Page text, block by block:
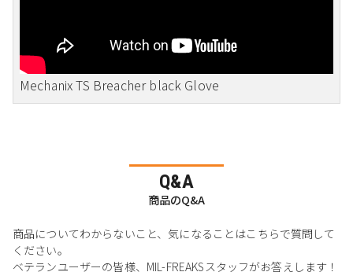
Mechanix TS Breacher black Glove
Q&A
商品のQ&A
商品についてわからないこと、気になることはこちらで質問して
ください。
ベテランユーザーの皆様、MIL-FREAKSスタッフがお答えします！